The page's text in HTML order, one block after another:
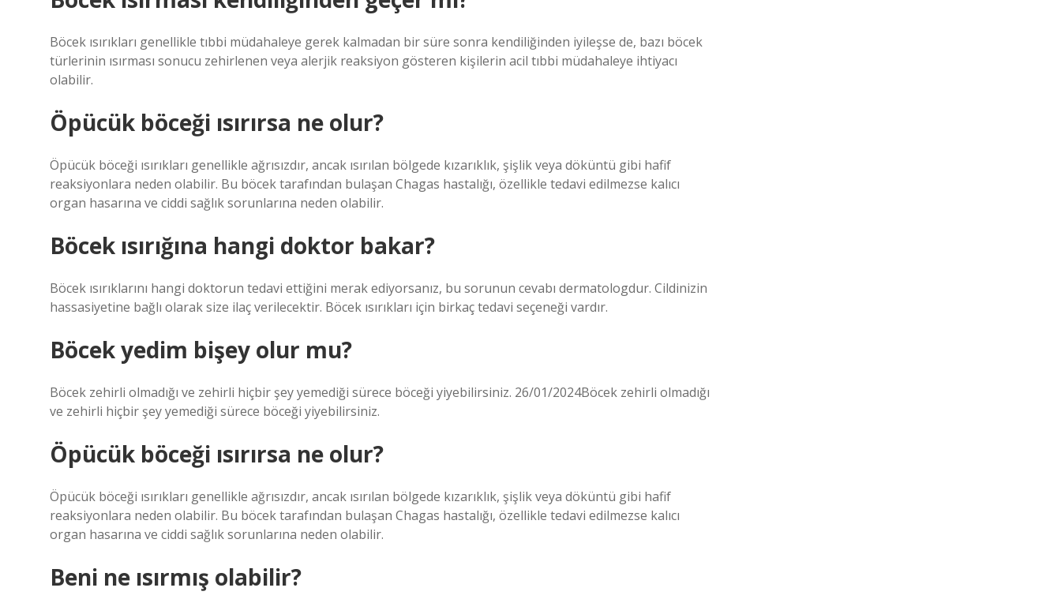
Böcek ısırıkları genellikle tıbbi müdahaleye gerek kalmadan bir süre sonra kendiliğinden iyileşse de, bazı böcek
türlerinin ısırması sonucu zehirlenen veya alerjik reaksiyon gösteren kişilerin acil tıbbi müdahaleye ihtiyacı
olabilir.
Öpücük böceği ısırırsa ne olur?
Öpücük böceği ısırıkları genellikle ağrısızdır, ancak ısırılan bölgede kızarıklık, şişlik veya döküntü gibi hafif
reaksiyonlara neden olabilir. Bu böcek tarafından bulaşan Chagas hastalığı, özellikle tedavi edilmezse kalıcı
organ hasarına ve ciddi sağlık sorunlarına neden olabilir.
Böcek ısırığına hangi doktor bakar?
Böcek ısırıklarını hangi doktorun tedavi ettiğini merak ediyorsanız, bu sorunun cevabı dermatologdur. Cildinizin
hassasiyetine bağlı olarak size ilaç verilecektir. Böcek ısırıkları için birkaç tedavi seçeneği vardır.
Böcek yedim bişey olur mu?
Böcek zehirli olmadığı ve zehirli hiçbir şey yemediği sürece böceği yiyebilirsiniz. 26/01/2024Böcek zehirli olmadığı
ve zehirli hiçbir şey yemediği sürece böceği yiyebilirsiniz.
Öpücük böceği ısırırsa ne olur?
Öpücük böceği ısırıkları genellikle ağrısızdır, ancak ısırılan bölgede kızarıklık, şişlik veya döküntü gibi hafif
reaksiyonlara neden olabilir. Bu böcek tarafından bulaşan Chagas hastalığı, özellikle tedavi edilmezse kalıcı
organ hasarına ve ciddi sağlık sorunlarına neden olabilir.
Beni ne ısırmış olabilir?